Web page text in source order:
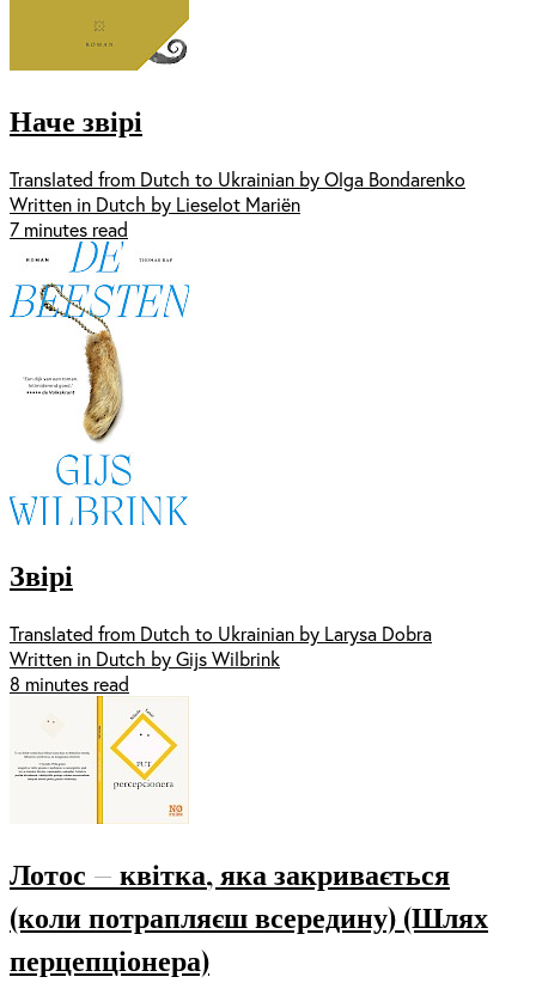
Наче звірі
Translated from Dutch to Ukrainian by Olga Bondarenko
Written in Dutch by Lieselot Mariën
7 minutes read
Звірі
Translated from Dutch to Ukrainian by Larysa Dobra
Written in Dutch by Gijs Wilbrink
8 minutes read
Лотос — квітка, яка закривається
(коли потрапляєш всередину) (Шлях
перцепціонера)